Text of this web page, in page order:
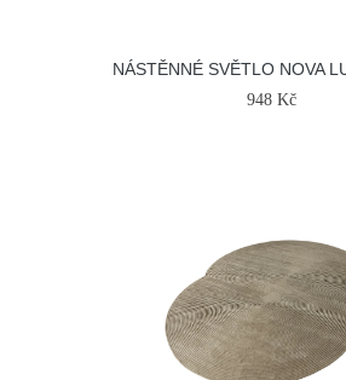
NÁSTĚNNÉ SVĚTLO NOVA
948 Kč